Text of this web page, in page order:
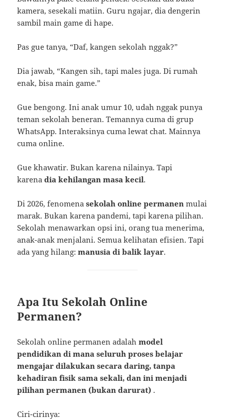
kamera, sesekali matiin. Guru ngajar, dia dengerin
sambil main game di hape.
Pas gue tanya, “Daf, kangen sekolah nggak?”
Dia jawab, “Kangen sih, tapi males juga. Di rumah
enak, bisa main game.”
Gue bengong. Ini anak umur 10, udah nggak punya
teman sekolah beneran. Temannya cuma di grup
WhatsApp. Interaksinya cuma lewat chat. Mainnya
cuma online.
Gue khawatir. Bukan karena nilainya. Tapi
karenadia kehilangan masa kecil.
Di 2026, fenomenasekolah online permanen mulai
marak. Bukan karena pandemi, tapi karena pilihan.
Sekolah menawarkan opsi ini, orang tua menerima,
anak-anak menjalani. Semua kelihatan efisien. Tapi
ada yang hilang:manusia di balik layar.
Apa Itu Sekolah Online
Permanen?
Sekolah online permanen adalahmodel
pendidikan di mana seluruh proses belajar
mengajar dilakukan secara daring, tanpa
kehadiran fisik sama sekali, dan ini menjadi
pilihan permanen (bukan darurat) .
Ciri-cirinya: